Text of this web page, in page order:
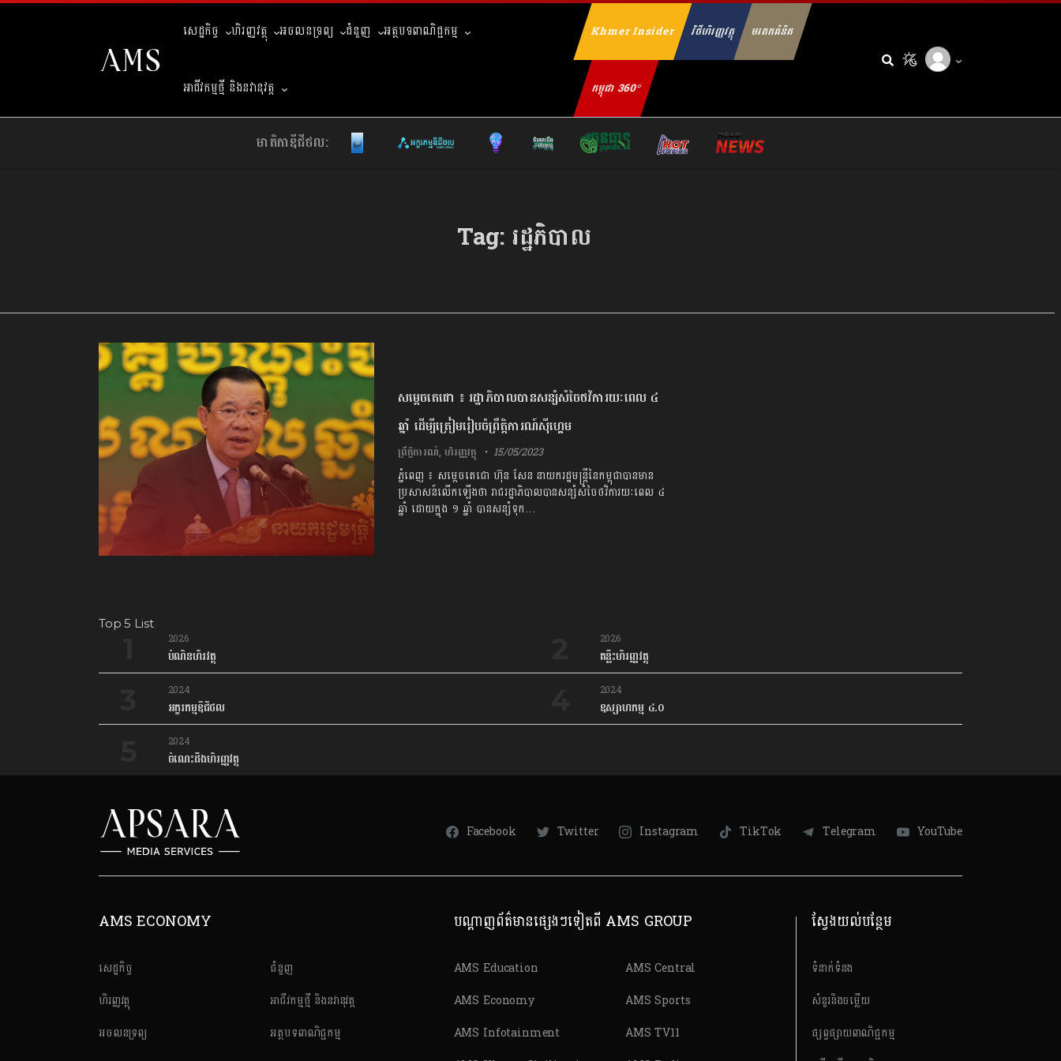
សេដ្ឋកិច្ច ហិរញ្ញវត្ថុ អចលនទ្រព្យ ជំនួញ អត្ថបទពាណិជ្ជកម្ម
អាជីវកម្មថ្មី និងនវានុវត្ត
Khmer Insider វិថីហិរញ្ញវត្ថុ មរតកគំនិត
កម្ពុជា 360°
មាតិកាឌីជីថល:
Tag:រដ្ឋភិបាល
សម្ដេចតេជោ ៖ រដ្ឋាភិបាលបានសន្សំសំចៃថវិការយៈពេល ៤
ឆ្នាំ ដើម្បីត្រៀមរៀបចំព្រឹត្តិការណ៍ស៊ីហ្គេម
ព្រឹត្តិការណ៍, ហិរញ្ញវត្ថុ 15/05/2023
ភ្នំពេញ ៖ សម្ដេចតេជោ ហ៊ុន សែន នាយករដ្ឋមន្ត្រីនៃកម្ពុជាបានមាន
ប្រសាសន៍លើកឡើងថា រាជរដ្ឋាភិបាលបានសន្សំសំចៃថវិការយៈពេល ៤
ឆ្នាំ ដោយក្នុង ១​ ឆ្នាំ បានសន្សំទុក…
Top 5 List
2026
បំណិនហិរវត្ថុ
2026
គន្លឹះហិរញ្ញវត្ថុ
2024
អក្ខរកម្មឌីជីថល
2024
ឧស្សាហកម្ម ៤.០
2024
ចំណេះដឹងហិរញ្ញវត្ថុ
Facebook Twitter Instagram TikTok Telegram YouTube
AMS ECONOMY
សេដ្ឋកិច្ច
ហិរញ្ញវត្ថុ
អចលនទ្រព្យ
ជំនួញ
អាជីវកម្មថ្មី និងនវានុវត្ត
អត្ថបទពាណិជ្ជកម្ម
បណ្តាញព័ត៌មានផ្សេងៗទៀតពី AMS GROUP
AMS Education
AMS Economy
AMS Infotainment
AMS Central
AMS Sports
AMS TV11
ស្វែងយល់បន្ថែម
ទំនាក់ទំនង
សំនួរនិងចម្លើយ
ផ្សព្វផ្សាយពាណិជ្ជកម្ម